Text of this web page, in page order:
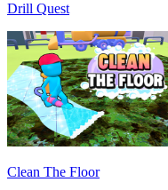
Drill Quest
Clean The Floor